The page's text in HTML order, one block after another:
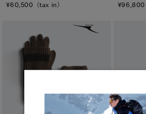
¥60,500（tax in）
¥96,800